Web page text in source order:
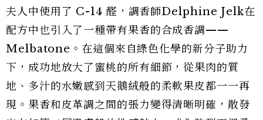
夫人中使用了 C-14 醛，調香師Delphine Jelk在
配方中也引入了一種帶有果香的合成香調——
Melbatone。在這個來自綠色化學的新分子助力
下，成功地放大了蜜桃的所有細節，從果肉的質
地、多汁的水嫩感到天鵝絨般的柔軟果皮都一一再
現。果香和皮革調之間的張力變得清晰明確，散發